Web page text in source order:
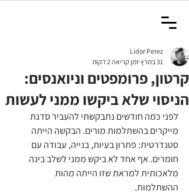
קרטון, פרומפטים וניואנסים:
הניסוי שלא ביקשו ממני לעשות
Lidor Perez
31 במרץ
זמן קריאה 2 דקות
לפני כמה חודשים נתבקשתי להעביר סדנת
מייקרים בהשתלמות מורים. הבקשה הייתה
סטנדרטית: פתרון בעיות, בנייה, עבודה עם
חומרים. אף אחד לא ביקש ממני לשלב בינה
מלאכותית למראת שזו הייתה מהות
ההשתלמות.